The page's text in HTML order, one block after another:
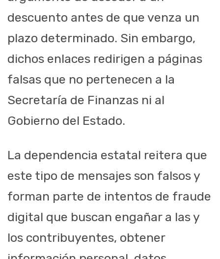
descuento antes de que venza un
plazo determinado. Sin embargo,
dichos enlaces redirigen a páginas
falsas que no pertenecen a la
Secretaría de Finanzas ni al
Gobierno del Estado.
La dependencia estatal reitera que
este tipo de mensajes son falsos y
forman parte de intentos de fraude
digital que buscan engañar a las y
los contribuyentes, obtener